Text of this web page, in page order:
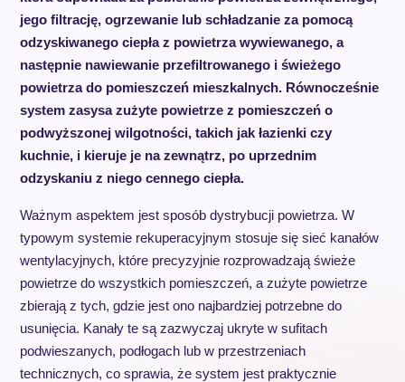
jego filtrację, ogrzewanie lub schładzanie za pomocą
odzyskiwanego ciepła z powietrza wywiewanego, a
następnie nawiewanie przefiltrowanego i świeżego
powietrza do pomieszczeń mieszkalnych. Równocześnie
system zasysa zużyte powietrze z pomieszczeń o
podwyższonej wilgotności, takich jak łazienki czy
kuchnie, i kieruje je na zewnątrz, po uprzednim
odzyskaniu z niego cennego ciepła.
Ważnym aspektem jest sposób dystrybucji powietrza. W
typowym systemie rekuperacyjnym stosuje się sieć kanałów
wentylacyjnych, które precyzyjnie rozprowadzają świeże
powietrze do wszystkich pomieszczeń, a zużyte powietrze
zbierają z tych, gdzie jest ono najbardziej potrzebne do
usunięcia. Kanały te są zazwyczaj ukryte w sufitach
podwieszanych, podłogach lub w przestrzeniach
technicznych, co sprawia, że system jest praktycznie